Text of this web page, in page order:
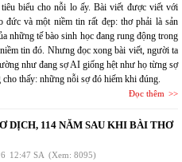
biểu cho nỗi lo ấy. Bài viết được viết với
đức và một niềm tin rất đẹp: thơ phải là sản
những tế bào sinh học đang rung động trong
tin đó. Nhưng đọc xong bài viết, người ta
như đang sợ AI giống hệt như họ từng sợ
thấy: những nỗi sợ đó hiếm khi đúng.
Đọc thêm
DỊCH, 114 NĂM SAU KHI BÀI THƠ
12:47 SA (Xem: 8095)